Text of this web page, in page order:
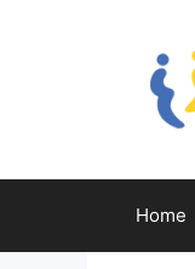
Home